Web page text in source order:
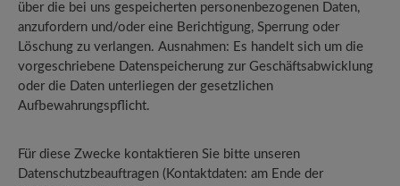
über die bei uns gespeicherten personenbezogenen Daten,
anzufordern und/oder eine Berichtigung, Sperrung oder
Löschung zu verlangen. Ausnahmen: Es handelt sich um die
vorgeschriebene Datenspeicherung zur Geschäftsabwicklung
oder die Daten unterliegen der gesetzlichen
Aufbewahrungspflicht.
Für diese Zwecke kontaktieren Sie bitte unseren
Datenschutzbeauftragen (Kontaktdaten: am Ende der